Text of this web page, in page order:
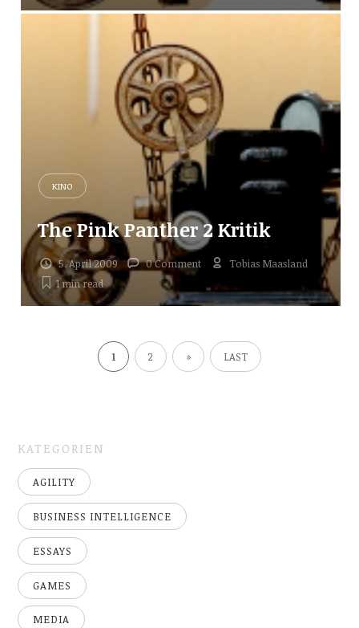
KINO
The Pink Panther 2 Kritik
5. April 2009 0 Comment
Tobias Maasland
1 minread
1 2 » LAST
KATEGORIEN
AGILITY
BUSINESS INTELLIGENCE
ESSAYS
GAMES
MEDIA